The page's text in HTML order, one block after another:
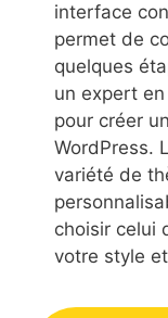
interface
permet de
quelques
un expert
pour créer
WordPress.
variété de
choisir celui
votre style